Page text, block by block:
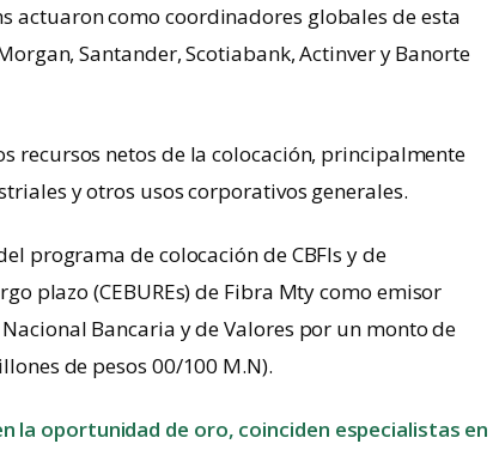
actuaron como coordinadores globales de esta
Santander, Scotiabank, Actinver y Banorte
recursos netos de la colocación, principalmente
y otros usos corporativos generales.
programa de colocación de CBFIs y de
plazo (CEBUREs) de Fibra Mty como emisor
Bancaria y de Valores por un monto de
de pesos 00/100 M.N).
la oportunidad de oro, coinciden especialistas en